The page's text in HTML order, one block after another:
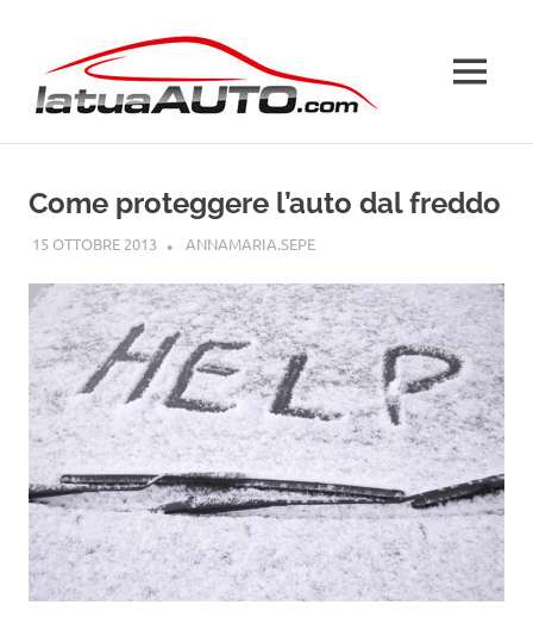
contenuto
MENU
Come proteggere l’auto dal freddo
15 OTTOBRE 2013 ANNAMARIA.SEPEGUIDE